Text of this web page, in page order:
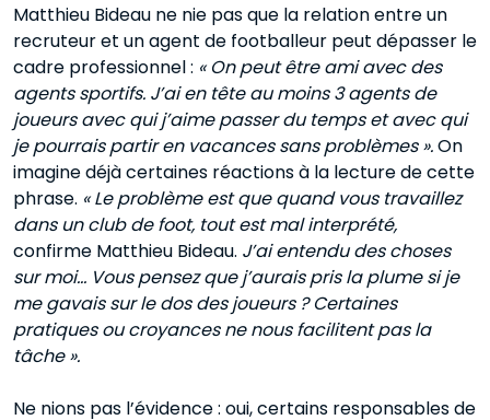
Matthieu Bideau ne nie pas que la relation entre un
recruteur et un agent de footballeur peut dépasser le
cadre professionnel : « On peut être ami avec des
agents sportifs. J’ai en tête au moins 3 agents de
joueurs avec qui j’aime passer du temps et avec qui
je pourrais partir en vacances sans problèmes ».On
imagine déjà certaines réactions à la lecture de cette
phrase. « Le problème est que quand vous travaillez
dans un club de foot, tout est mal interprété,
confirme Matthieu Bideau. J’ai entendu des choses
sur moi… Vous pensez que j’aurais pris la plume si je
me gavais sur le dos des joueurs ? Certaines
pratiques ou croyances ne nous facilitent pas la
tâche ».
Ne nions pas l’évidence : oui, certains responsables de